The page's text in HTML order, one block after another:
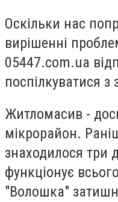
Оскільки нас
вирішенні
05447.com.ua
поспілкуватися
Житломасив -
мікрорайон.
знаходилося три
функціонує
"Волошка"